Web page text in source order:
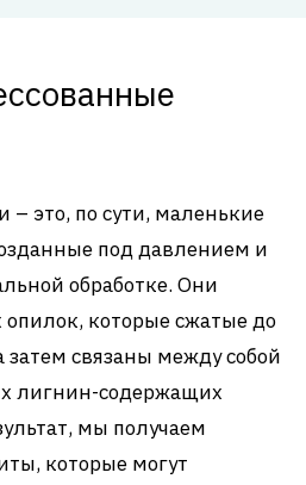
– это, по сути, маленькие
под давлением и
обработке. Они
опилок, которые сжатые до
затем связаны между собой
лигнин-содержащих
мы получаем
которые могут